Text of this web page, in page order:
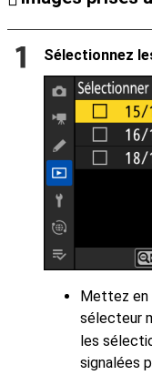
Sélectionnez
Mettez en
sélecteur
les
signalées